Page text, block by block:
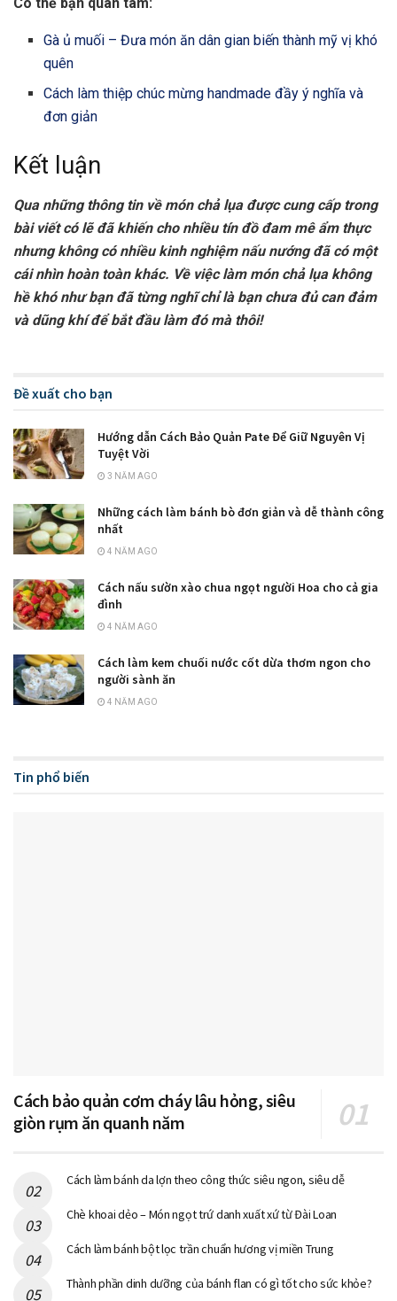
Gà ủ muối – Đưa món ăn dân gian biến thành mỹ vị khó
quên
Cách làm thiệp chúc mừng handmade đầy ý nghĩa và
đơn giản
Kết luận
Qua những thông tin về món chả lụa được cung cấp trong
bài viết có lẽ đã khiến cho nhiều tín đồ đam mê ẩm thực
nhưng không có nhiều kinh nghiệm nấu nướng đã có một
cái nhìn hoàn toàn khác. Về việc làm món chả lụa không
hề khó như bạn đã từng nghĩ chỉ là bạn chưa đủ can đảm
và dũng khí để bắt đầu làm đó mà thôi!
Đề xuất cho bạn
Hướng dẫn Cách Bảo Quản Pate Để Giữ Nguyên Vị
Tuyệt Vời
3 NĂM AGO
Những cách làm bánh bò đơn giản và dễ thành công
nhất
4 NĂM AGO
Cách nấu sườn xào chua ngọt người Hoa cho cả gia
đình
4 NĂM AGO
Cách làm kem chuối nước cốt dừa thơm ngon cho
người sành ăn
4 NĂM AGO
Tin phổ biến
Cách bảo quản cơm cháy lâu hỏng, siêu
giòn rụm ăn quanh năm
Cách làm bánh da lợn theo công thức siêu ngon, siêu dễ
Chè khoai dẻo – Món ngọt trứ danh xuất xứ từ Đài Loan
Cách làm bánh bột lọc trần chuẩn hương vị miền Trung
Thành phần dinh dưỡng của bánh flan có gì tốt cho sức khỏe?